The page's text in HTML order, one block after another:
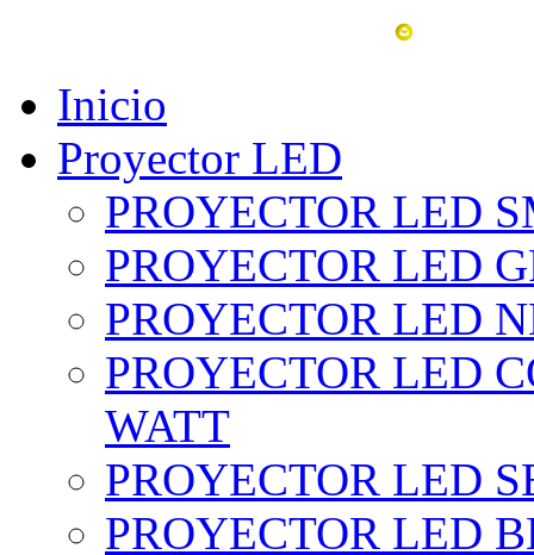
Inicio
Proyector LED
PROYECTOR LED
PROYECTOR LED
PROYECTOR LED
PROYECTOR LED
WATT
PROYECTOR LED
PROYECTOR LED